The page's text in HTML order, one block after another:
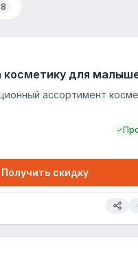
8
косметику для
ассортимент
Получить скидку